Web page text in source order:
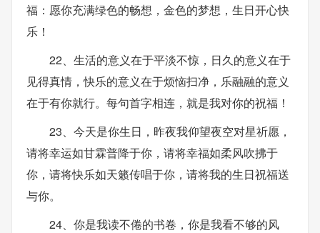
福：愿你充满绿色的畅想，金色的梦想，生日开心快
乐！
22、生活的意义在于平淡不惊，日久的意义在于
见得真情，快乐的意义在于烦恼扫净，乐融融的意义
在于有你就行。每句首字相连，就是我对你的祝福！
23、今天是你生日，昨夜我仰望夜空对星祈愿，
请将幸运如甘霖普降于你，请将幸福如柔风吹拂于
你，请将快乐如天籁传唱于你，请将我的生日祝福送
与你。
24、你是我读不倦的书卷，你是我看不够的风